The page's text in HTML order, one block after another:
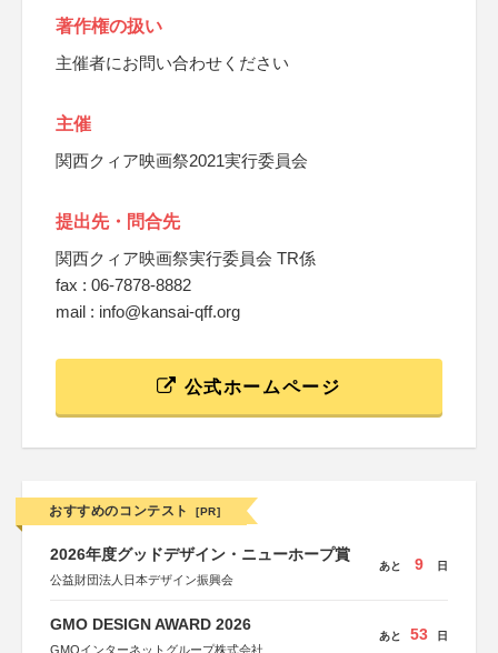
著作権の扱い
主催者にお問い合わせください
主催
関西クィア映画祭2021実行委員会
提出先・問合先
関西クィア映画祭実行委員会 TR係
fax : 06-7878-8882
mail : info@kansai-qff.org
公式ホームページ
おすすめのコンテスト [PR]
2026年度グッドデザイン・ニューホープ賞
公益財団法人日本デザイン振興会
あと 9 日
GMO DESIGN AWARD 2026
GMOインターネットグループ株式会社
あと 53 日